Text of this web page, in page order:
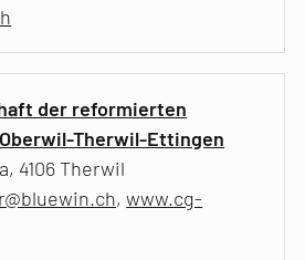
der reformierten
Therwil-Ettingen
4106 Therwil
,www.cg-